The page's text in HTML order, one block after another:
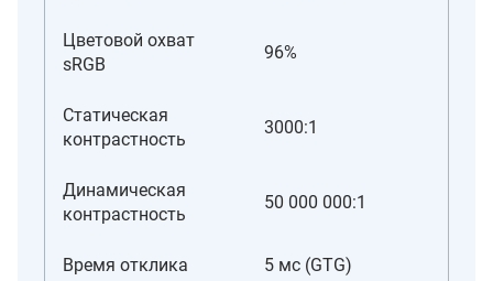
Цветовой охват
sRGB
96%
Статическая
контрастность
3000:1
Динамическая
контрастность
50 000 000:1
Время отклика 5 мс (GTG)